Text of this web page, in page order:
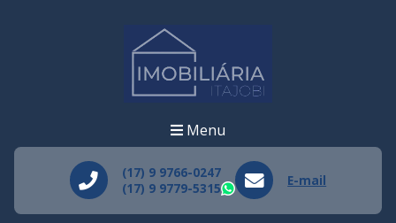
Menu
(17) 9 9766-0247
(17) 9 9779-5315
WhatsApp
E-mail